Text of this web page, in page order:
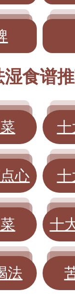
湿食谱
十
心 十
十
法